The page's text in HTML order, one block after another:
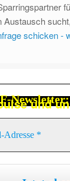
Austausch
schicken -
und